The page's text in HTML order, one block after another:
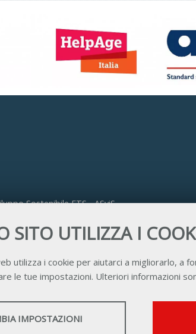
SITO UTILIZZA I
utilizza i cookie per aiutarci a migliorarlo, a
le tue impostazioni. Ulteriori informazioni
IMPOSTAZIONI
Sostenibile ETS - ASviS